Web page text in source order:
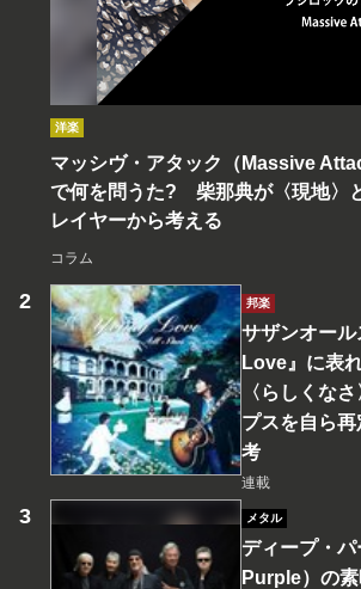
洋楽
マッシヴ・アタック（Massive
で何を問うた? 柴那典が〈現地〉
レイヤーから考える
コラム
邦楽
サザンオー
Love』に表
〈らしくな
プスを自ら
考
連載
メタル
ディープ・
Purple）の